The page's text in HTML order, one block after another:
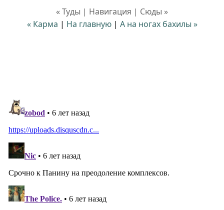
« Туды | Навигация | Сюды »
« Карма | На главную| А на ногах бахилы »